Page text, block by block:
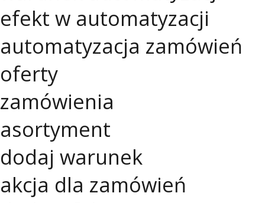
efekt w automatyzacji
automatyzacja zamówień
oferty
zamówienia
asortyment
dodaj warunek
akcja dla zamówień